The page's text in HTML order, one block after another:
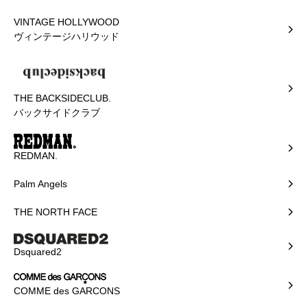
VINTAGE HOLLYWOOD
ヴィンテージハリウッド
THE BACKSIDECLUB.
バックサイドクラブ
REDMAN.
Palm Angels
THE NORTH FACE
Dsquared2
COMME des GARCONS